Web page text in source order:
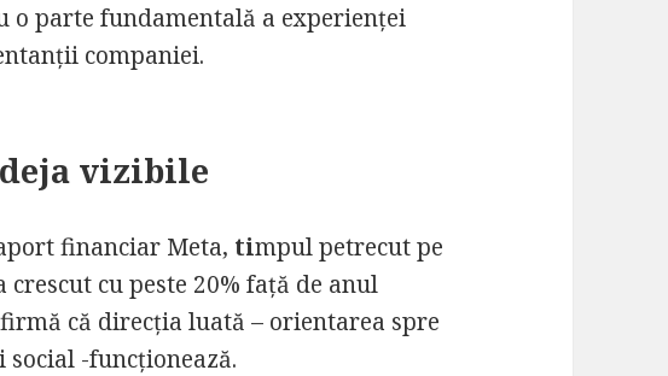
o parte fundamentală a experienței
companiei.
vizibile
financiar Meta, timpul petrecut pe
cu peste 20% față de anul
că direcția luată – orientarea spre
-funcționează.